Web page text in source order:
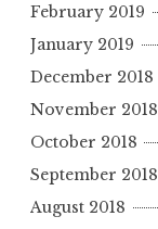
February 2019
January 2019
December 2018
November 2018
October 2018
September 2018
August 2018